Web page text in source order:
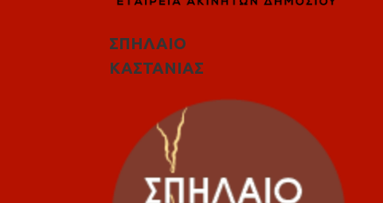
ΣΠΗΛΑΙΟ
ΚΑΣΤΑΝΙΑΣ